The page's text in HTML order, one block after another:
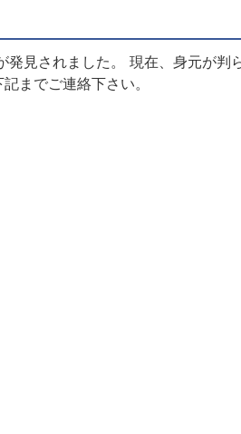
見されました。 現在、身元が判
までご連絡下さい。